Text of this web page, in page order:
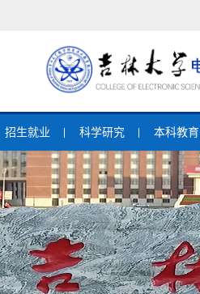
招生就业 科学研究 本科教育